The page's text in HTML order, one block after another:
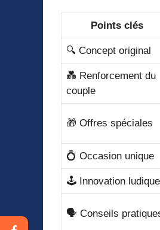
Points clés
🔍 Concept original
💑 Renforcement du
couple
🎁 Offres spéciales
💍 Occasion unique
🕹️ Innovation ludique
🗣️ Conseils